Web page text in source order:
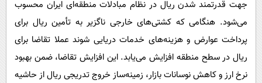
جهت قدرتمند شدن ریال در نظام مبادلات منطقه‌ای ایران محسوب
می‌شود. هنگامی که کشتی‌های خارجی ناگزیر به تأمین ریال برای
پرداخت عوارض و هزینه‌های خدمات دریایی شوند عملا تقاضا برای
ریال در سطح منطقه افزایش می‌یابد. این افزایش تقاضا، ضمن بهبود
نرخ ارز و کاهش نوسانات بازار، زمینه‌ساز خروج تدریجی ریال از حاشیه